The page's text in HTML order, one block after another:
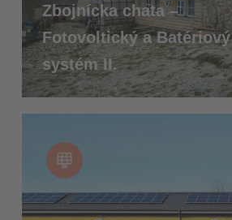
Zbojnícka chata –
Fotovoltický a Batériový
systém II.